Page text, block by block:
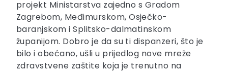
projekt Ministarstva zajedno s Gradom
Zagrebom, Međimurskom, Osječko-
baranjskom i Splitsko-dalmatinskom
županijom. Dobro je da su ti dispanzeri, što je
bilo i obećano, ušli u prijedlog nove mreže
zdravstvene zaštite koja je trenutno na